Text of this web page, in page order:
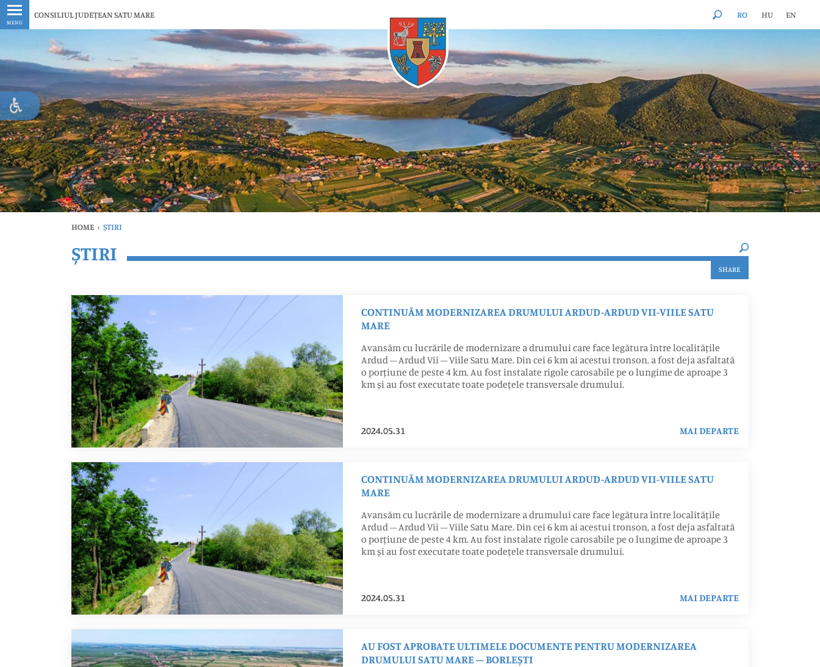
MENU
CONSILIUL JUDEȚEAN SATU MARE RO HU EN
HOME › ȘTIRI
Ultimele Oricând
ȘTIRI
SHARE
CONTINUĂM MODERNIZAREA DRUMULUI ARDUD-ARDUD VII-VIILE SATU
MARE
Avansăm cu lucrările de modernizare a drumului care face legătura între localitățile
Ardud – Ardud Vii – Viile Satu Mare. Din cei 6 km ai acestui tronson, a fost deja asfaltată
o porțiune de peste 4 km. Au fost instalate rigole carosabile pe o lungime de aproape 3
km și au fost executate toate podețele transversale drumului.
2024.05.31 MAI DEPARTE
CONTINUĂM MODERNIZAREA DRUMULUI ARDUD-ARDUD VII-VIILE SATU
MARE
Avansăm cu lucrările de modernizare a drumului care face legătura între localitățile
Ardud – Ardud Vii – Viile Satu Mare. Din cei 6 km ai acestui tronson, a fost deja asfaltată
o porțiune de peste 4 km. Au fost instalate rigole carosabile pe o lungime de aproape 3
km și au fost executate toate podețele transversale drumului.
2024.05.31 MAI DEPARTE
AU FOST APROBATE ULTIMELE DOCUMENTE PENTRU MODERNIZAREA
DRUMULUI SATU MARE – BORLEȘTI